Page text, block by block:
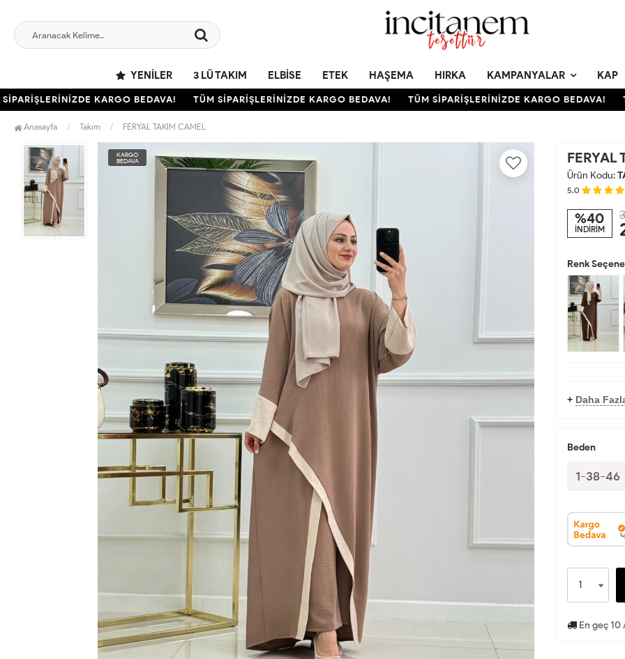
YENILER 3 LÜ TAKIM ELBISE ETEK HAŞEMA HIRKA KAMPANYALAR KAP
KARGO BEDAVA! TÜM SİPARİŞLERİNİZDE KARGO BEDAVA! TÜM SİPARİŞLERİNİZDE KARGO BEDAVA!
Anasayfa Takım FERYAL TAKIM CAMEL
KARGO
BEDAVA
FERYAL
Ürün Kodu:
5.0
%40
İNDİRİM
Renk
+ Daha
Beden
1-38-46
En geç 10